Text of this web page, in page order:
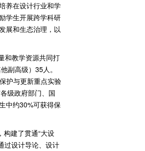
养在设计行业和学
学生开展跨学科研
展和生态治理，以
和教学资源共同打
副高级） 35人。
护与更新重点实验
级政府部门、国
中约30%可获得保
构建了贯通“大设
过设计导论、设计